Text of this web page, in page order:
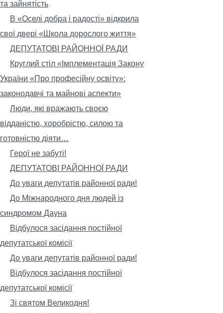
та зайнятість
В «Оселі добра і радості» відкрила
свої двері «Школа дорослого життя»
ДЕПУТАТОВІ РАЙОННОЇ РАДИ
Круглий стіл «Імплементація Закону
України «Про професійну освіту»:
законодавчі та майнові аспекти»
Люди, які вражають своєю
відданістю, хоробрістю, силою та
готовністю діяти…
Герої не забуті!
ДЕПУТАТОВІ РАЙОННОЇ РАДИ
До уваги депутатів районної ради!
До Міжнародного дня людей із
синдромом Дауна
Відбулося засідання постійної
депутатської комісії
До уваги депутатів районної ради!
Відбулося засідання постійної
депутатської комісії
Зі святом Великодня!